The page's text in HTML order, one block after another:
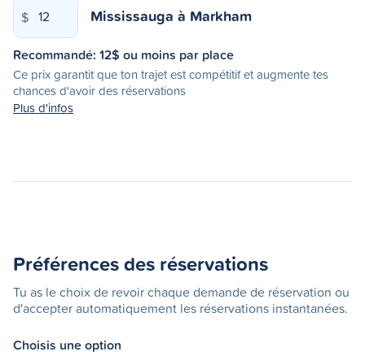
$ Mississauga à Markham
Recommandé: 12$ ou moins par place
Ce prix garantit que ton trajet est compétitif et augmente tes
chances d'avoir des réservations
Plus d'infos
Préférences des réservations
Tu as le choix de revoir chaque demande de réservation ou
d'accepter automatiquement les réservations instantanées.
Choisis une option